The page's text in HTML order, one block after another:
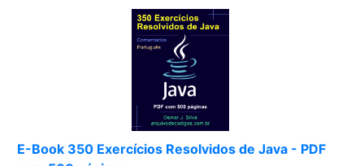
E-Book 350 Exercícios Resolvidos de Java - PDF